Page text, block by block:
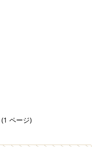
ページ)